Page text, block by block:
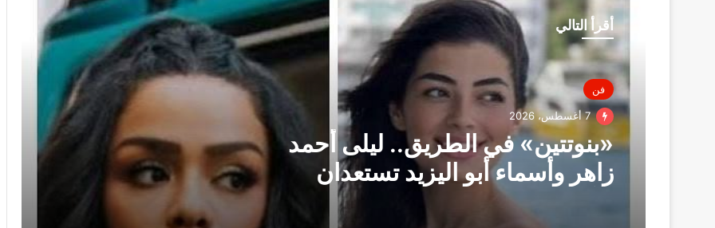
أقرأ التالي
فن
7 أغسطس، 2026
«بنوتتين» في الطريق.. ليلى أحمد
زاهر وأسماء أبو اليزيد تستعدان
رسائل غامضة وظهور مثير للجدل.. نيكول
كيدمان تثير التساؤلات حول علاقتها بكيث
أوربان
الليلة على ON.. لجين خليفة ضيفة منى
بلمسة عصرية.. بينكي سليم يتحدث عن
تجربة عمرو دياب في «لولا البنات»